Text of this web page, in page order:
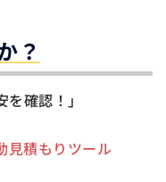
？
確認！」
見積もりツール